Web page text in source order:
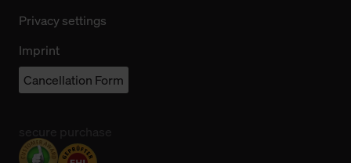
Privacy settings
Imprint
Cancellation Form